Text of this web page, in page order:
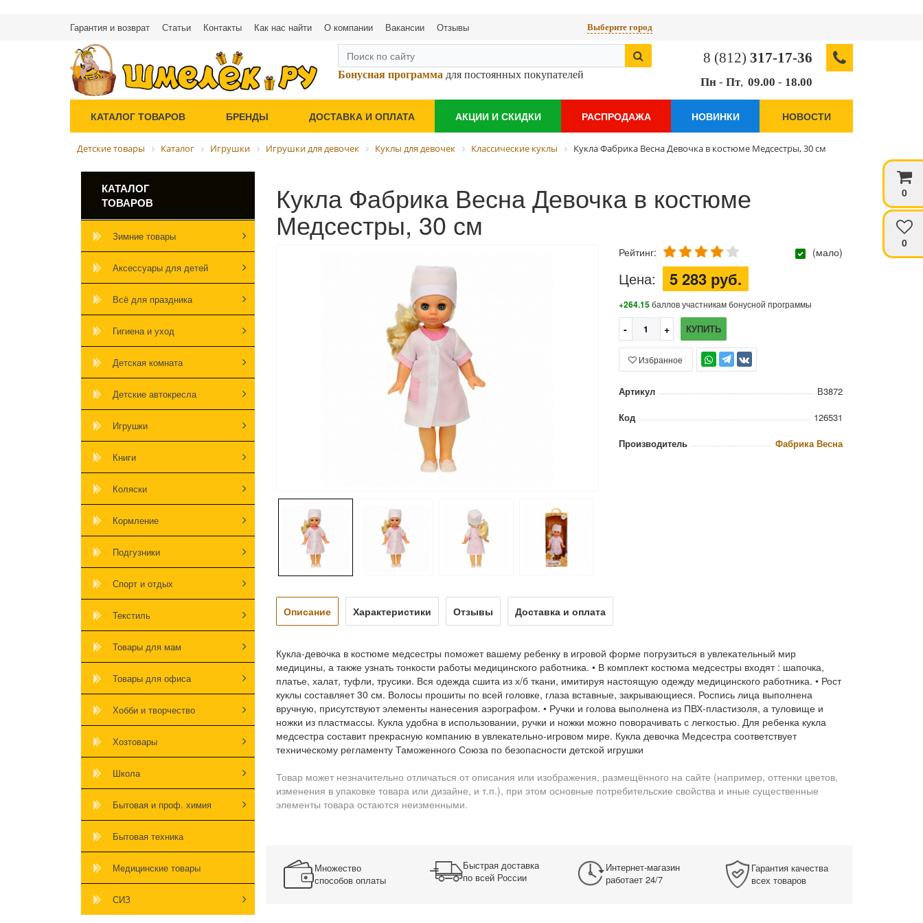
Гарантия и возврат Статьи Контакты Как нас найти О компании Вакансии Отзывы
0
0
Выберите город
Бонусная программа для постоянных покупателей
8 (812) 317-17-36
Пн - Пт, 09.00 - 18.00
КАТАЛОГ ТОВАРОВ БРЕНДЫ ДОСТАВКА И ОПЛАТА АКЦИИ И СКИДКИ РАСПРОДАЖА НОВИНКИ НОВОСТИ
Детские товары Каталог Игрушки Игрушки для девочек Куклы для девочек Классические куклы Кукла Фабрика Весна Девочка в костюме Медсестры, 30 см
КАТАЛОГ
ТОВАРОВ
Зимние товары
Аксессуары для детей
Всё для праздника
Гигиена и уход
Детская комната
Детские автокресла
Игрушки
Книги
Коляски
Кормление
Подгузники
Спорт и отдых
Текстиль
Товары для мам
Товары для офиса
Хобби и творчество
Хозтовары
Школа
Бытовая и проф. химия
Бытовая техника
Медицинские товары
СИЗ
Кукла Фабрика Весна Девочка в костюме
Медсестры, 30 см
Рейтинг: (мало)
Цена: 5 283 руб.
+264.15баллов участникам бонусной программы
КУПИТЬ
TG
Избранное
Артикул
В3872
Код
126531
Производитель
Фабрика Весна
Описание Характеристики Отзывы Доставка и оплата
Кукла-девочка в костюме медсестры поможет вашему ребенку в игровой форме погрузиться в увлекательный мир
медицины, а также узнать тонкости работы медицинского работника. • В комплект костюма медсестры входят : шапочка,
платье, халат, туфли, трусики. Вся одежда сшита из х/б ткани, имитируя настоящую одежду медицинского работника. • Рост
куклы составляет 30 см. Волосы прошиты по всей головке, глаза вставные, закрывающиеся. Роспись лица выполнена
вручную, присутствуют элементы нанесения аэрографом. • Ручки и голова выполнена из ПВХ-пластизоля, а туловище и
ножки из пластмассы. Кукла удобна в использовании, ручки и ножки можно поворачивать с легкостью. Для ребенка кукла
медсестра составит прекрасную компанию в увлекательно-игровом мире. Кукла девочка Медсестра соответствует
техническому регламенту Таможенного Союза по безопасности детской игрушки
Товар может незначительно отличаться от описания или изображения, размещённого на сайте (например, оттенки цветов,
изменения в упаковке товара или дизайне, и т.п.), при этом основные потребительские свойства и иные существенные
элементы товара остаются неизменными.
Множество
способов оплаты
Быстрая доставка
по всей России
Интернет-магазин
работает 24/7
Гарантия качества
всех товаров